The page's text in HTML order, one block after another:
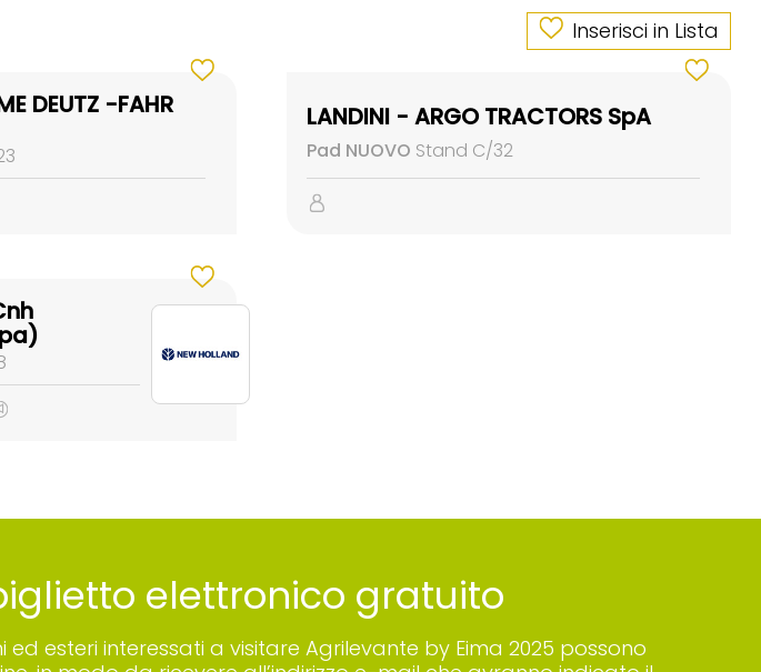
Inserisci in Lista
DEUTZ -FAHR LANDINI - ARGO TRACTORS SpA
Pad NUOVO Stand C/32
elettronico gratuito
esteri interessati a visitare Agrilevante by Eima 2025 possono